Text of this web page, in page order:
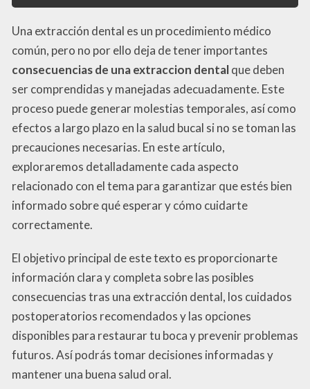
Una extracción dental es un procedimiento médico
común, pero no por ello deja de tener importantes
consecuencias de una extraccion dentalque deben
ser comprendidas y manejadas adecuadamente. Este
proceso puede generar molestias temporales, así como
efectos a largo plazo en la salud bucal si no se toman las
precauciones necesarias. En este artículo,
exploraremos detalladamente cada aspecto
relacionado con el tema para garantizar que estés bien
informado sobre qué esperar y cómo cuidarte
correctamente.
El objetivo principal de este texto es proporcionarte
información clara y completa sobre las posibles
consecuencias tras una extracción dental, los cuidados
postoperatorios recomendados y las opciones
disponibles para restaurar tu boca y prevenir problemas
futuros. Así podrás tomar decisiones informadas y
mantener una buena salud oral.